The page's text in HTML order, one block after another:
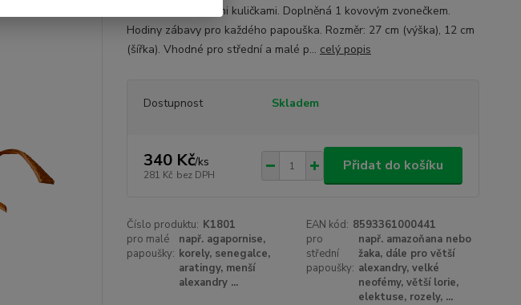
střapci a plastovými kuličkami. Doplněná 1 kovovým zvonečkem.
Hodiny zábavy pro každého papouška. Rozměr: 27 cm (výška), 12 cm
(šířka). Vhodné pro střední a malé p... celý popis
Dostupnost Skladem
340 Kč/ks
281 Kč bez DPH
Přidat do košíku
Číslo produktu: K1801 EAN kód: 8593361000441
pro malé
papoušky:
např. agapornise,
korely, senegalce,
aratingy, menší
alexandry ...
pro
střední
papoušky:
např. amazoňana nebo
žaka, dále pro větší
alexandry, velké
neofémy, větší lorie,
elektuse, rozely, ...